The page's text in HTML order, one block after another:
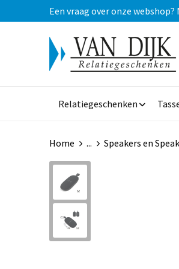
Een vraag over onze
Relatiegeschenken
Home ... Speakers en